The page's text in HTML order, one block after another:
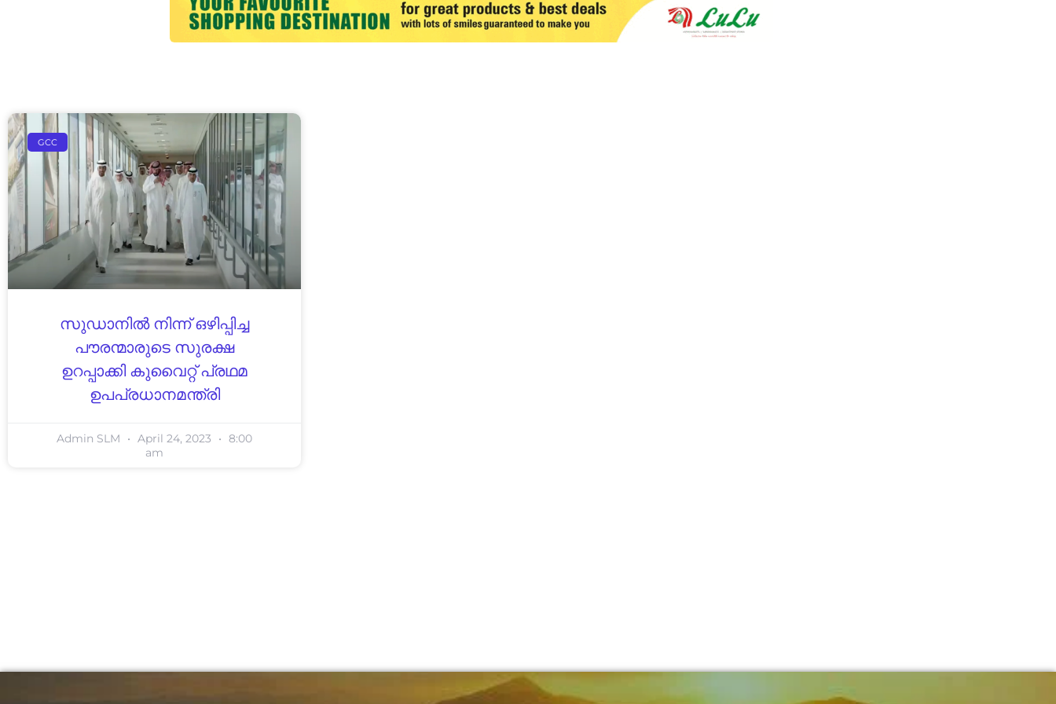
GCC
സുഡാനിൽ നിന്ന് ഒഴിപ്പിച്ച
പൗരന്മാരുടെ സുരക്ഷ
ഉറപ്പാക്കി കുവൈറ്റ് പ്രഥമ
ഉപപ്രധാനമന്ത്രി
Admin SLM April 24, 2023
8:00
am